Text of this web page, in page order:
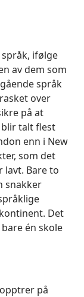
ifølge
av dem som
språk
over
på at
blir talt flest
enn i New
som det
lavt. Bare to
snakker
Det
én skole
på